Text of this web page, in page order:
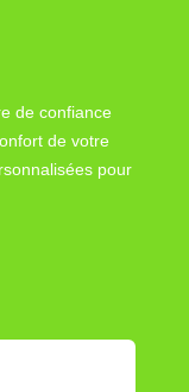
de confiance
de votre
pour